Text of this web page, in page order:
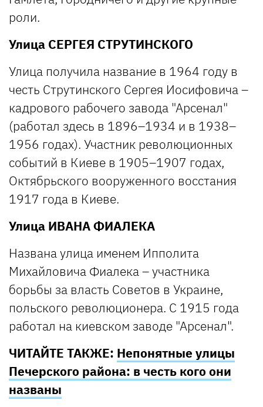
роли.
Улица СЕРГЕЯ СТРУТИНСКОГО
Улица получила название в 1964 году в
честь Струтинского Сергея Иосифовича –
кадрового рабочего завода "Арсенал"
(работал здесь в 1896–1934 и в 1938–
1956 годах). Участник революционных
событий в Киеве в 1905–1907 годах,
Октябрьского вооруженного восстания
1917 года в Киеве.
Улица ИВАНА ФИАЛЕКА
Названа улица именем Ипполита
Михайловича Фиалека – участника
борьбы за власть Советов в Украине,
польского революционера. С 1915 года
работал на киевском заводе "Арсенал".
ЧИТАЙТЕ ТАКЖЕ: Непонятные улицы
Печерского района: в честь кого они
названы